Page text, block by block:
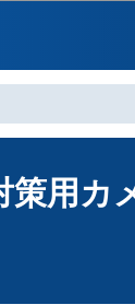
ージの本文へ移動
策用カ